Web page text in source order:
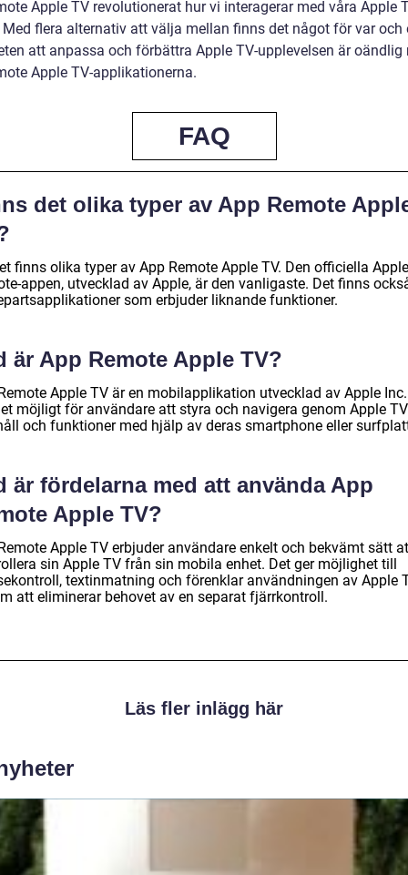
Apple TV revolutionerat hur vi interagerar med våra Apple
Med flera alternativ att välja mellan finns det något för var och
att anpassa och förbättra Apple TV-upplevelsen är oändlig
Apple TV-applikationerna.
FAQ
det olika typer av App Remote
finns olika typer av App Remote Apple TV. Den officiella
appen, utvecklad av Apple, är den vanligaste. Det finns
som erbjuder liknande funktioner.
är App Remote Apple TV?
Apple TV är en mobilapplikation utvecklad av Apple
möjligt för användare att styra och navigera genom Apple
och funktioner med hjälp av deras smartphone eller
är fördelarna med att använda App
Apple TV?
Apple TV erbjuder användare enkelt och bekvämt sätt
sin Apple TV från sin mobila enhet. Det ger möjlighet till
textinmatning och förenklar användningen av Apple
att eliminerar behovet av en separat fjärrkontroll.
Läs fler inlägg här